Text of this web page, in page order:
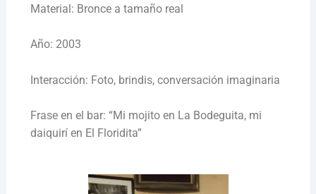
Material: Bronce a tamaño real
Año: 2003
Interacción: Foto, brindis, conversación imaginaria
Frase en el bar: “Mi mojito en La Bodeguita, mi
daiquirí en El Floridita”